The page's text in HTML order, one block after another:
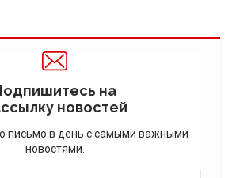
на
новостей
письмо в день с самыми важными
новостями.